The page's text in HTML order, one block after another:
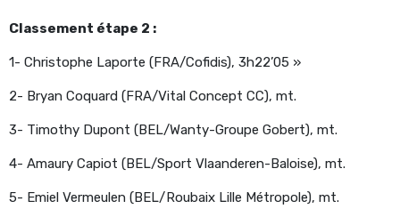
Classement étape 2 :
1- Christophe Laporte (FRA/Cofidis), 3h22’05 »
2- Bryan Coquard (FRA/Vital Concept CC), mt.
3- Timothy Dupont (BEL/Wanty-Groupe Gobert), mt.
4- Amaury Capiot (BEL/Sport Vlaanderen-Baloise), mt.
5- Emiel Vermeulen (BEL/Roubaix Lille Métropole), mt.